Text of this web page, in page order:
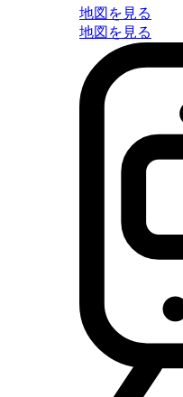
地図を見る
地図を見る